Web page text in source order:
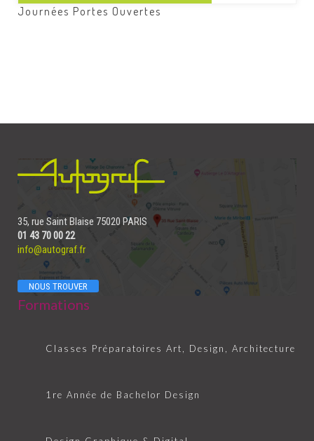
Journées Portes Ouvertes
35, rue Saint Blaise 75020 PARIS
01 43 70 00 22
info@autograf.fr
NOUS TROUVER
Formations
Classes Préparatoires Art, Design, Architecture
1re Année de Bachelor Design